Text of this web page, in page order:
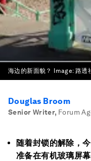
海边的新面貌？ Image:路透
Douglas Broom
Senior Writer, Forum
随着封锁的解除，
准备在有机玻璃屏